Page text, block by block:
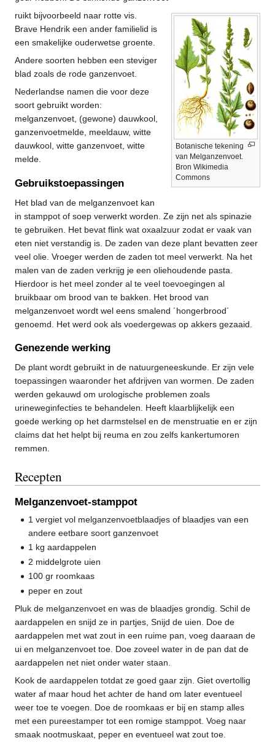
Botanische tekening
van Melganzenvoet.
Bron Wikimedia
Commons
ruikt bijvoorbeeld naar rotte vis.
Brave Hendrik een ander familielid is
een smakelijke ouderwetse groente.
Andere soorten hebben een steviger
blad zoals de rode ganzenvoet.
Nederlandse namen die voor deze
soort gebruikt worden:
melganzenvoet, (gewone) dauwkool,
ganzenvoetmelde, meeldauw, witte
dauwkool, witte ganzenvoet, witte
melde.
Gebruikstoepassingen
Het blad van de melganzenvoet kan
in stamppot of soep verwerkt worden. Ze zijn net als spinazie
te gebruiken. Het bevat flink wat oxaalzuur zodat er vaak van
eten niet verstandig is. De zaden van deze plant bevatten zeer
veel olie. Vroeger werden de zaden tot meel verwerkt. Na het
malen van de zaden verkrijg je een oliehoudende pasta.
Hierdoor is het meel zonder al te veel toevoegingen al
bruikbaar om brood van te bakken. Het brood van
melganzenvoet wordt wel eens smalend ´hongerbrood´
genoemd. Het werd ook als voedergewas op akkers gezaaid.
Genezende werking
De plant wordt gebruikt in de natuurgeneeskunde. Er zijn vele
toepassingen waaronder het afdrijven van wormen. De zaden
werden gekauwd om urologische problemen zoals
urineweginfecties te behandelen. Heeft klaarblijkelijk een
goede werking op het darmstelsel en de menstruatie en er zijn
claims dat het helpt bij reuma en zou zelfs kankertumoren
remmen.
Recepten
Melganzenvoet-stamppot
1 vergiet vol melganzenvoetblaadjes of blaadjes van een
andere eetbare soort ganzenvoet
1 kg aardappelen
2 middelgrote uien
100 gr roomkaas
peper en zout
Pluk de melganzenvoet en was de blaadjes grondig. Schil de
aardappelen en snijd ze in partjes, Snijd de uien. Doe de
aardappelen met wat zout in een ruime pan, voeg daaraan de
ui en melganzenvoet toe. Doe zoveel water in de pan dat de
aardappelen net niet onder water staan.
Kook de aardappelen totdat ze goed gaar zijn. Giet overtollig
water af maar houd het achter de hand om later eventueel
weer toe te voegen. Doe de roomkaas er bij en stamp alles
met een pureestamper tot een romige stamppot. Voeg naar
smaak nootmuskaat, peper en eventueel wat zout toe.